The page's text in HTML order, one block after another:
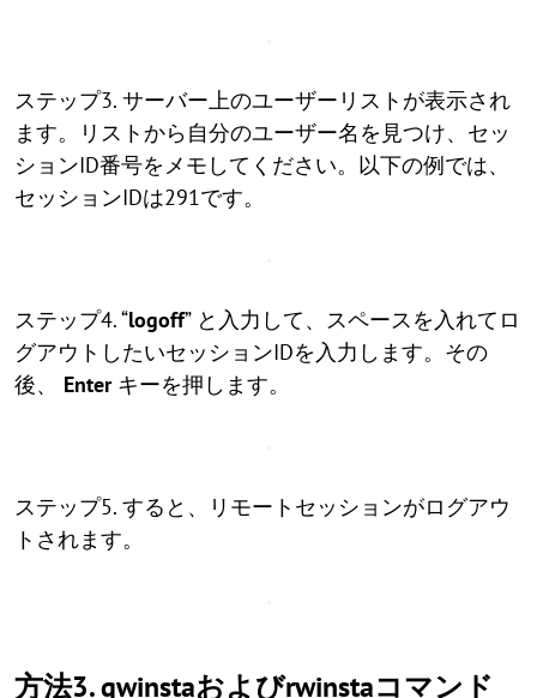
ステップ3. サーバー上のユーザーリストが表示され
ます。リストから自分のユーザー名を見つけ、セッ
ションID番号をメモしてください。以下の例では、
セッションIDは291です。
ステップ4. “logoff” と入力して、スペースを入れてロ
グアウトしたいセッションIDを入力します。その
後、 Enterキーを押します。
ステップ5. すると、リモートセッションがログアウ
トされます。
方法3. qwinstaおよびrwinstaコマンド